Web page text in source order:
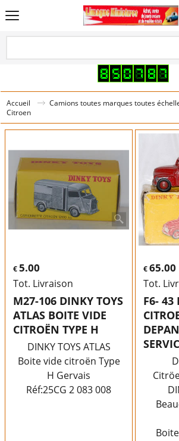
Accueil Camions toutes marques toutes
Citroen
€5.00
Tot. Livraison
M27-106 DINKY TOYS
ATLAS BOITE VIDE
CITROËN TYPE H
DINKY TOYS ATLAS
Boite vide citroën Type
H Gervais
Réf:25CG 2 083 008
€65.00
Tot.
F6- 43